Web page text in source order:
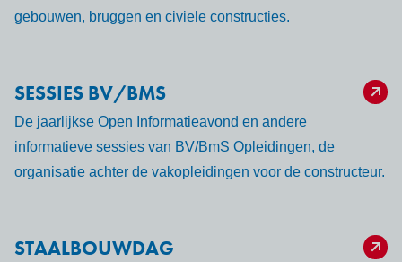
gebouwen, bruggen en civiele constructies.
SESSIES BV/BMS
De jaarlijkse Open Informatieavond en andere
informatieve sessies van BV/BmS Opleidingen, de
organisatie achter de vakopleidingen voor de constructeur.
STAALBOUWDAG